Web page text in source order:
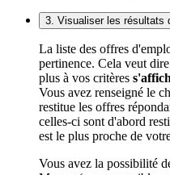
3. Visualiser les résultats
La liste des offres
pertinence. Cela veut
plus à vos critères
Vous avez renseigné le
restitue les offres
celles-ci sont d'abord
est le plus proche de
Vous avez la possibilité